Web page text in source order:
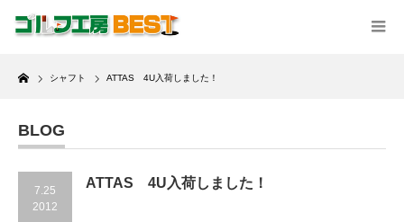
Home
シャフト ATTAS 4U入荷しました！
BLOG
7.25
2012
ATTAS 4U入荷しました！